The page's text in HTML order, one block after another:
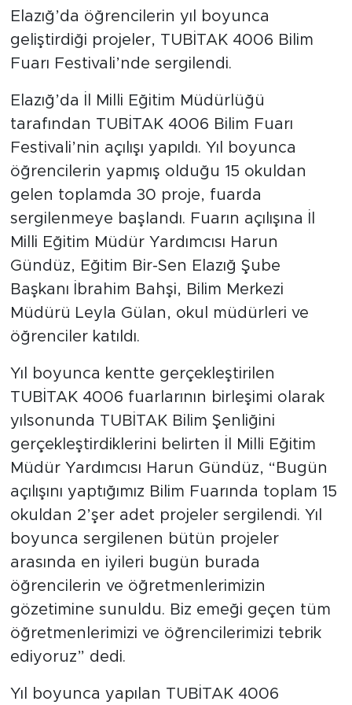
Elazığ’da öğrencilerin yıl boyunca
geliştirdiği projeler, TUBİTAK 4006 Bilim
Fuarı Festivali’nde sergilendi.
Elazığ’da İl Milli Eğitim Müdürlüğü
tarafından TUBİTAK 4006 Bilim Fuarı
Festivali’nin açılışı yapıldı. Yıl boyunca
öğrencilerin yapmış olduğu 15 okuldan
gelen toplamda 30 proje, fuarda
sergilenmeye başlandı. Fuarın açılışına İl
Milli Eğitim Müdür Yardımcısı Harun
Gündüz, Eğitim Bir-Sen Elazığ Şube
Başkanı İbrahim Bahşi, Bilim Merkezi
Müdürü Leyla Gülan, okul müdürleri ve
öğrenciler katıldı.
Yıl boyunca kentte gerçekleştirilen
TUBİTAK 4006 fuarlarının birleşimi olarak
yılsonunda TUBİTAK Bilim Şenliğini
gerçekleştirdiklerini belirten İl Milli Eğitim
Müdür Yardımcısı Harun Gündüz, “Bugün
açılışını yaptığımız Bilim Fuarında toplam 15
okuldan 2’şer adet projeler sergilendi. Yıl
boyunca sergilenen bütün projeler
arasında en iyileri bugün burada
öğrencilerin ve öğretmenlerimizin
gözetimine sunuldu. Biz emeği geçen tüm
öğretmenlerimizi ve öğrencilerimizi tebrik
ediyoruz” dedi.
Yıl boyunca yapılan TUBİTAK 4006